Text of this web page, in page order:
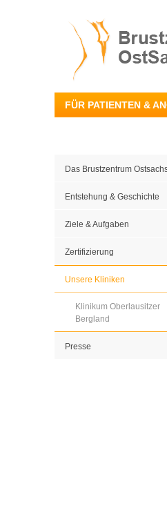
FÜR PATIENTEN &
Das Brustzentrum
Entstehung & Geschichte
Ziele & Aufgaben
Zertifizierung
Unsere Kliniken
Klinikum Oberlausitzer
Bergland
Presse